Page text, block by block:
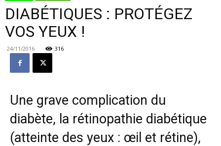
DIABÉTIQUES : PROTÉGEZ
VOS YEUX !
24/11/2016 316
Une grave complication du
diabète, la rétinopathie diabétique
(atteinte des yeux : œil et rétine),